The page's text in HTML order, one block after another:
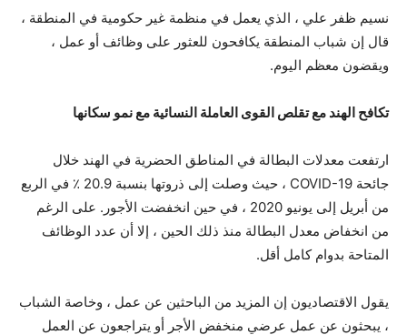
نسيم ظفر علي ، الذي يعمل في منظمة غير حكومية في المنطقة ،
قال إن شباب المنطقة يكافحون للعثور على وظائف أو عمل ،
ويقضون معظم اليوم.
تكافح الهند مع تقلص القوى العاملة النسائية مع نمو سكانها
ارتفعت معدلات البطالة في المناطق الحضرية في الهند خلال
جائحة COVID-19 ، حيث وصلت إلى ذروتها بنسبة 20.9 ٪ في الربع
من أبريل إلى يونيو 2020 ، في حين انخفضت الأجور. على الرغم
من انخفاض معدل البطالة منذ ذلك الحين ، إلا أن عدد الوظائف
المتاحة بدوام كامل أقل.
يقول الاقتصاديون إن المزيد من الباحثين عن عمل ، وخاصة الشباب
، يبحثون عن عمل عرضي منخفض الأجر أو يتراجعون عن العمل